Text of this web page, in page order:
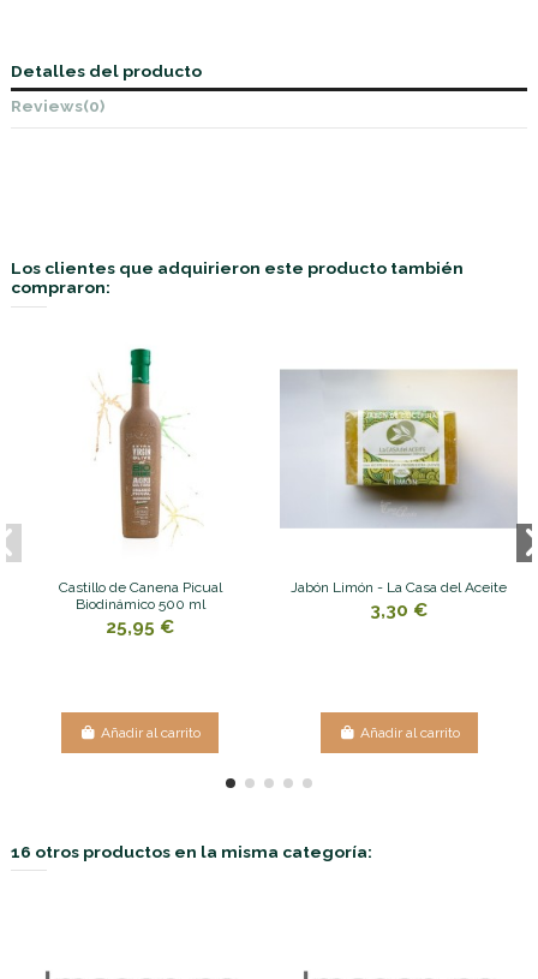
Detalles del producto
Reviews(0)
Los clientes que adquirieron este producto también
compraron:
Castillo de Canena Picual
Biodinámico 500 ml
25,95 €
Añadir al carrito
Jabón Limón - La Casa del Aceite
3,30 €
Añadir al carrito
16 otros productos en la misma categoría: